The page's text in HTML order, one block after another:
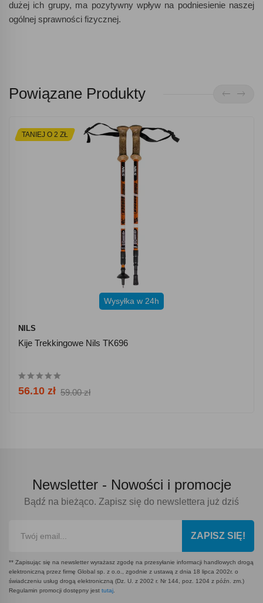
dużej ich grupy, ma pozytywny wpływ na podniesienie naszej
ogólnej sprawności fizycznej.
Powiązane Produkty
TANIEJ O 2 ZŁ
Wysyłka w 24h
NILS
Kije Trekkingowe Nils TK696
56.10 zł 59.00 zł
Newsletter - Nowości i promocje
Bądź na bieżąco. Zapisz się do newslettera już dziś
ZAPISZ SIĘ!
** Zapisując się na newsletter wyrażasz zgodę na przesyłanie informacji handlowych drogą
elektroniczną przez firmę Global sp. z o.o., zgodnie z ustawą z dnia 18 lipca 2002r. o
świadczeniu usług drogą elektroniczną (Dz. U. z 2002 r. Nr 144, poz. 1204 z późn. zm.)
Regulamin promocji dostępny jest tutaj.